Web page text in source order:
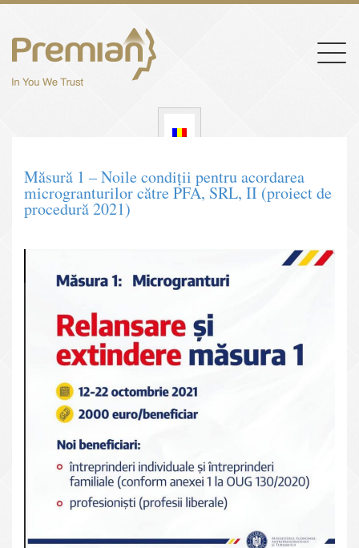
Măsură 1 – Noile condiții pentru acordarea
microgranturilor către PFA, SRL, II (proiect de
procedură 2021)